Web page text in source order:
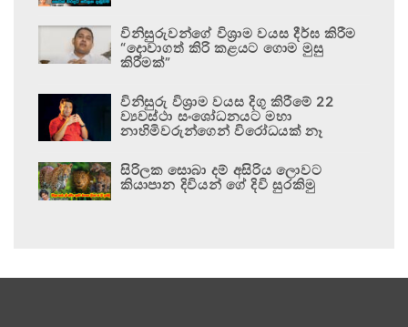
විනිසුරුවන්ගේ විශ්‍රාම වයස දීර්ඝ කිරීම
“දොවාගත් කිරි කළයට ගොම මුසු
කිරීමක්”
විනිසුරු විශ්‍රාම වයස දිගු කිරීමේ 22
ව්‍යවස්ථා සංශෝධනයට මහා
නාහිමිවරුන්ගෙන් විරෝධයක් නෑ
සිරිලක සොබා දම් අසිරිය ලොවට
කියාපාන දිවියන් ගේ දිවි සුරකිමු